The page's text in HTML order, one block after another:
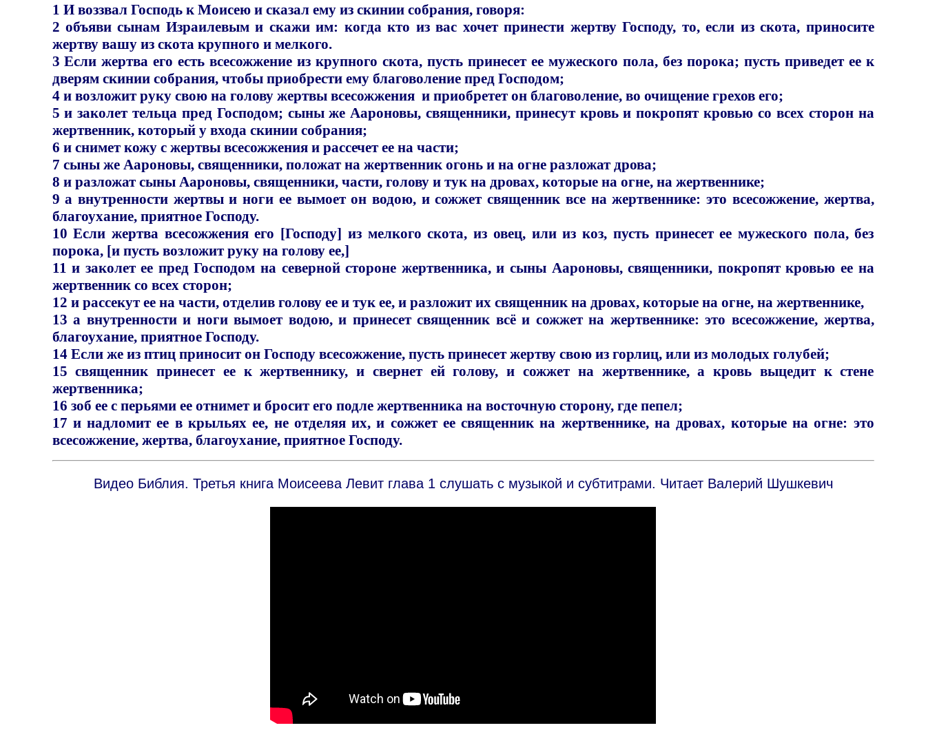
1 И воззвал Господь к Моисею и сказал ему из скинии собрания, говоря:
2 объяви сынам Израилевым и скажи им: когда кто из вас хочет принести жертву Господу, то, если из скота, приносите
жертву вашу из скота крупного и мелкого.
3 Если жертва его есть всесожжение из крупного скота, пусть принесет ее мужеского пола, без порока; пусть приведет ее к
дверям скинии собрания, чтобы приобрести ему благоволение пред Господом;
4 и возложит руку свою на голову жертвы всесожжения и приобретет он благоволение, во очищение грехов его;
5 и заколет тельца пред Господом; сыны же Аароновы, священники, принесут кровь и покропят кровью со всех сторон на
жертвенник, который у входа скинии собрания;
6 и снимет кожу с жертвы всесожжения и рассечет ее на части;
7 сыны же Аароновы, священники, положат на жертвенник огонь и на огне разложат дрова;
8 и разложат сыны Аароновы, священники, части, голову и тук на дровах, которые на огне, на жертвеннике;
9 а внутренности жертвы и ноги ее вымоет он водою, и сожжет священник все на жертвеннике: это всесожжение, жертва,
благоухание, приятное Господу.
10 Если жертва всесожжения его [Господу] из мелкого скота, из овец, или из коз, пусть принесет ее мужеского пола, без
порока, [и пусть возложит руку на голову ее,]
11 и заколет ее пред Господом на северной стороне жертвенника, и сыны Аароновы, священники, покропят кровью ее на
жертвенник со всех сторон;
12 и рассекут ее на части, отделив голову ее и тук ее, и разложит их священник на дровах, которые на огне, на жертвеннике,
13 а внутренности и ноги вымоет водою, и принесет священник всё и сожжет на жертвеннике: это всесожжение, жертва,
благоухание, приятное Господу.
14 Если же из птиц приносит он Господу всесожжение, пусть принесет жертву свою из горлиц, или из молодых голубей;
15 священник принесет ее к жертвеннику, и свернет ей голову, и сожжет на жертвеннике, а кровь выцедит к стене
жертвенника;
16 зоб ее с перьями ее отнимет и бросит его подле жертвенника на восточную сторону, где пепел;
17 и надломит ее в крыльях ее, не отделяя их, и сожжет ее священник на жертвеннике, на дровах, которые на огне: это
всесожжение, жертва, благоухание, приятное Господу.
Видео Библия. Третья книга Моисеева Левит глава 1 слушать с музыкой и субтитрами. Читает Валерий Шушкевич